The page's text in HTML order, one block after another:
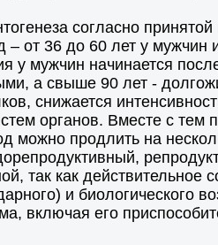
согласно
– от 36 до 60 лет у
у мужчин начинается
а свыше 90 лет -
снижается
органов. Вместе с
продлить на
так как действительное
и биологического
включая его